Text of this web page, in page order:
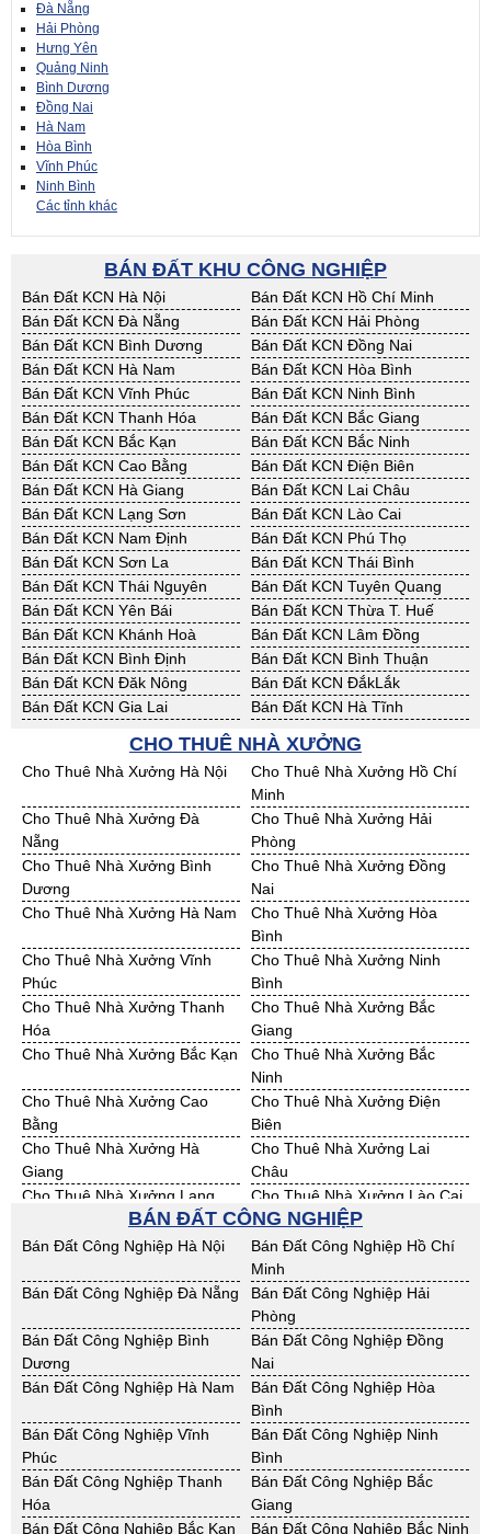
Đà Nẵng
Hải Phòng
Hưng Yên
Quảng Ninh
Bình Dương
Đồng Nai
Hà Nam
Hòa Bình
Vĩnh Phúc
Ninh Bình
Các tỉnh khác
BÁN ĐẤT KHU CÔNG NGHIỆP
Bán Đất KCN Hà Nội
Bán Đất KCN Hồ Chí Minh
Bán Đất KCN Đà Nẵng
Bán Đất KCN Hải Phòng
Bán Đất KCN Bình Dương
Bán Đất KCN Đồng Nai
Bán Đất KCN Hà Nam
Bán Đất KCN Hòa Bình
Bán Đất KCN Vĩnh Phúc
Bán Đất KCN Ninh Bình
Bán Đất KCN Thanh Hóa
Bán Đất KCN Bắc Giang
Bán Đất KCN Bắc Kạn
Bán Đất KCN Bắc Ninh
Bán Đất KCN Cao Bằng
Bán Đất KCN Điện Biên
Bán Đất KCN Hà Giang
Bán Đất KCN Lai Châu
Bán Đất KCN Lạng Sơn
Bán Đất KCN Lào Cai
Bán Đất KCN Nam Định
Bán Đất KCN Phú Thọ
Bán Đất KCN Sơn La
Bán Đất KCN Thái Bình
Bán Đất KCN Thái Nguyên
Bán Đất KCN Tuyên Quang
Bán Đất KCN Yên Bái
Bán Đất KCN Thừa T. Huế
Bán Đất KCN Khánh Hoà
Bán Đất KCN Lâm Đồng
Bán Đất KCN Bình Định
Bán Đất KCN Bình Thuận
Bán Đất KCN Đăk Nông
Bán Đất KCN ĐắkLắk
Bán Đất KCN Gia Lai
Bán Đất KCN Hà Tĩnh
Bán Đất KCN Nghệ An
Bán Đất KCN Ninh Thuận
Bán Đất KCN Phú Yên
Bán Đất KCN Quảng Bình
Bán Đất KCN Quảng Nam
Bán Đất KCN Quảng Ngãi
Bán Đất KCN Bà Rịa - VT
Bán Đất KCN Cần Thơ
Bán Đất KCN An Giang
Bán Đất KCN Bạc Liêu
Bán Đất KCN Bến Tre
Bán Đất KCN Bình Phước
Bán Đất KCN Cà Mau
Bán Đất KCN Đồng Tháp
Bán Đất KCN Hậu Giang
Bán Đất KCN Kiên Giang
Bán Đất KCN Long An
Bán Đất KCN Sóc Trăng
Bán Đất KCN Tây Ninh
Bán Đất KCN Tiền Giang
Bán Đất KCN Trà Vinh
Bán Đất KCN Vĩnh Long
Bán Đất KCN Hải Dương
Bán Đất KCN Hưng Yên
Bán Đất KCN Quảng Ninh
CHO THUÊ NHÀ XƯỞNG
Cho Thuê Nhà Xưởng Hà Nội
Cho Thuê Nhà Xưởng Hồ Chí
Minh
Cho Thuê Nhà Xưởng Đà
Nẵng
Cho Thuê Nhà Xưởng Hải
Phòng
Cho Thuê Nhà Xưởng Bình
Dương
Cho Thuê Nhà Xưởng Đồng
Nai
Cho Thuê Nhà Xưởng Hà Nam
Cho Thuê Nhà Xưởng Hòa
Bình
Cho Thuê Nhà Xưởng Vĩnh
Phúc
Cho Thuê Nhà Xưởng Ninh
Bình
Cho Thuê Nhà Xưởng Thanh
Hóa
Cho Thuê Nhà Xưởng Bắc
Giang
Cho Thuê Nhà Xưởng Bắc Kạn
Cho Thuê Nhà Xưởng Bắc
Ninh
Cho Thuê Nhà Xưởng Cao
Bằng
Cho Thuê Nhà Xưởng Điện
Biên
Cho Thuê Nhà Xưởng Hà
Giang
Cho Thuê Nhà Xưởng Lai
Châu
Cho Thuê Nhà Xưởng Lạng
Cho Thuê Nhà Xưởng Lào Cai
Cho Thuê Nhà Xưởng Nam
Cho Thuê Nhà Xưởng Phú Thọ
Cho Thuê Nhà Xưởng Sơn La
Cho Thuê Nhà Xưởng Thái
Bình
Cho Thuê Nhà Xưởng Thái
Nguyên
Cho Thuê Nhà Xưởng Tuyên
Quang
Cho Thuê Nhà Xưởng Yên Bái
Cho Thuê Nhà Xưởng Thừa T.
Huế
Cho Thuê Nhà Xưởng Khánh
Hoà
Cho Thuê Nhà Xưởng Lâm
Đồng
Cho Thuê Nhà Xưởng Bình
Định
Cho Thuê Nhà Xưởng Bình
Thuận
Cho Thuê Nhà Xưởng Đăk
Cho Thuê Nhà Xưởng ĐắkLắk
BÁN ĐẤT CÔNG NGHIỆP
Bán Đất Công Nghiệp Hà Nội
Bán Đất Công Nghiệp Hồ Chí
Minh
Bán Đất Công Nghiệp Đà Nẵng
Bán Đất Công Nghiệp Hải
Phòng
Bán Đất Công Nghiệp Bình
Dương
Bán Đất Công Nghiệp Đồng
Nai
Bán Đất Công Nghiệp Hà Nam
Bán Đất Công Nghiệp Hòa
Bình
Bán Đất Công Nghiệp Vĩnh
Phúc
Bán Đất Công Nghiệp Ninh
Bình
Bán Đất Công Nghiệp Thanh
Hóa
Bán Đất Công Nghiệp Bắc
Giang
Bán Đất Công Nghiệp Bắc Kạn
Bán Đất Công Nghiệp Bắc Ninh